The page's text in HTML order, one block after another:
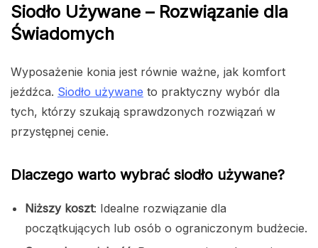
Siodło Używane – Rozwiązanie dla
Świadomych
Wyposażenie konia jest równie ważne, jak komfort
jeźdźca. Siodło używane to praktyczny wybór dla
tych, którzy szukają sprawdzonych rozwiązań w
przystępnej cenie.
Dlaczego warto wybrać siodło używane?
Niższy koszt: Idealne rozwiązanie dla
początkujących lub osób o ograniczonym budżecie.